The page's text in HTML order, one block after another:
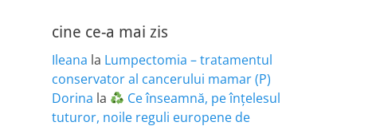
cine ce-a mai zis
Ileana la Lumpectomia – tratamentul
conservator al cancerului mamar (P)
Dorina la
Ce înseamnă, pe înțelesul
tuturor, noile reguli europene de